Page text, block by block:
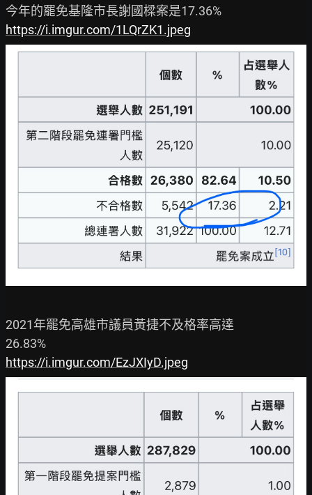
https://i.imgur.com/1LQrZK1.jpeg
2021年罷免高雄市議員黃捷不及格率高達
https://i.imgur.com/EzJXIyD.jpeg